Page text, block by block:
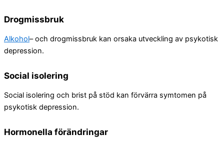
Drogmissbruk
Alkohol– och drogmissbruk kan orsaka utveckling av psykotisk
depression.
Social isolering
Social isolering och brist på stöd kan förvärra symtomen på
psykotisk depression.
Hormonella förändringar